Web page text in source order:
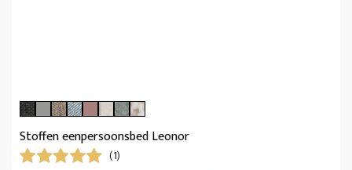
Stoffen eenpersoonsbed Leonor
(1)